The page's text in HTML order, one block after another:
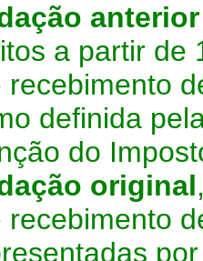
anterior
a partir de
recebimento
definida
do
original
recebimento